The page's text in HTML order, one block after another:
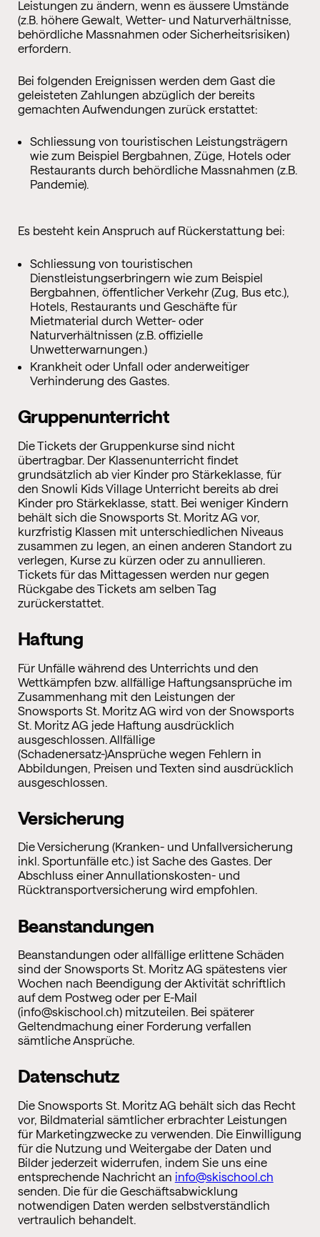
Leistungen zu ändern, wenn es äussere Umstände
(z.B. höhere Gewalt, Wetter- und Naturverhältnisse,
behördliche Massnahmen oder Sicherheitsrisiken)
erfordern.
Bei folgenden Ereignissen werden dem Gast die
geleisteten Zahlungen abzüglich der bereits
gemachten Aufwendungen zurück erstattet:
Schliessung von touristischen Leistungsträgern
wie zum Beispiel Bergbahnen, Züge, Hotels oder
Restaurants durch behördliche Massnahmen (z.B.
Pandemie).
Es besteht kein Anspruch auf Rückerstattung bei:
Schliessung von touristischen
Dienstleistungserbringern wie zum Beispiel
Bergbahnen, öffentlicher Verkehr (Zug, Bus etc.),
Hotels, Restaurants und Geschäfte für
Mietmaterial durch Wetter- oder
Naturverhältnissen (z.B. offizielle
Unwetterwarnungen.)
Krankheit oder Unfall oder anderweitiger
Verhinderung des Gastes.
Gruppenunterricht
Die Tickets der Gruppenkurse sind nicht
übertragbar. Der Klassenunterricht findet
grundsätzlich ab vier Kinder pro Stärkeklasse, für
den Snowli Kids Village Unterricht bereits ab drei
Kinder pro Stärkeklasse, statt. Bei weniger Kindern
behält sich die Snowsports St. Moritz AG vor,
kurzfristig Klassen mit unterschiedlichen Niveaus
zusammen zu legen, an einen anderen Standort zu
verlegen, Kurse zu kürzen oder zu annullieren.
Tickets für das Mittagessen werden nur gegen
Rückgabe des Tickets am selben Tag
zurückerstattet.
Haftung
Für Unfälle während des Unterrichts und den
Wettkämpfen bzw. allfällige Haftungsansprüche im
Zusammenhang mit den Leistungen der
Snowsports St. Moritz AG wird von der Snowsports
St. Moritz AG jede Haftung ausdrücklich
ausgeschlossen. Allfällige
(Schadenersatz-)Ansprüche wegen Fehlern in
Abbildungen, Preisen und Texten sind ausdrücklich
ausgeschlossen.
Versicherung
Die Versicherung (Kranken- und Unfallversicherung
inkl. Sportunfälle etc.) ist Sache des Gastes. Der
Abschluss einer Annullationskosten- und
Rücktransportversicherung wird empfohlen.
Beanstandungen
Beanstandungen oder allfällige erlittene Schäden
sind der Snowsports St. Moritz AG spätestens vier
Wochen nach Beendigung der Aktivität schriftlich
auf dem Postweg oder per E-Mail
(info@skischool.ch) mitzuteilen. Bei späterer
Geltendmachung einer Forderung verfallen
sämtliche Ansprüche.
Datenschutz
Die Snowsports St. Moritz AG behält sich das Recht
vor, Bildmaterial sämtlicher erbrachter Leistungen
für Marketingzwecke zu verwenden. Die Einwilligung
für die Nutzung und Weitergabe der Daten und
Bilder jederzeit widerrufen, indem Sie uns eine
entsprechende Nachricht an info@skischool.ch
senden. Die für die Geschäftsabwicklung
notwendigen Daten werden selbstverständlich
vertraulich behandelt.